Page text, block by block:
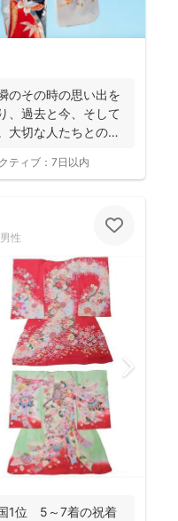
のその時の思い出を
、過去と今、そして
大切な人たちとの写
ティブ： 7日以内
男性
1位 5～7着の祝着